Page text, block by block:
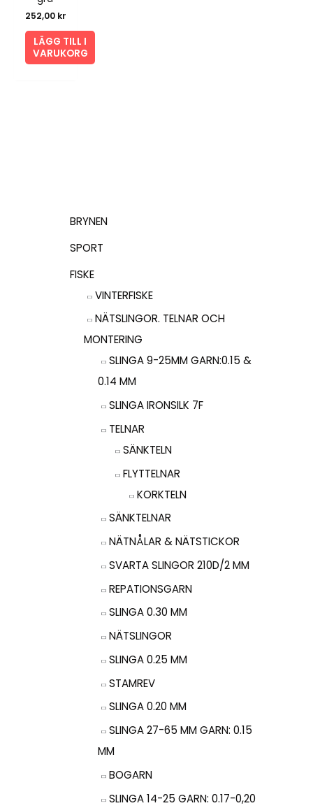
BRYNEN
SPORT
FISKE
VINTERFISKE
NÄTSLINGOR. TELNAR OCH
MONTERING
SLINGA 9-25MM GARN:0.15 &
0.14 MM
SLINGA IRONSILK 7F
TELNAR
SÄNKTELN
FLYTTELNAR
KORKTELN
SÄNKTELNAR
NÄTNÅLAR & NÄTSTICKOR
SVARTA SLINGOR 210D/2 MM
REPATIONSGARN
SLINGA 0.30 MM
NÄTSLINGOR
SLINGA 0.25 MM
STAMREV
SLINGA 0.20 MM
SLINGA 27-65 MM GARN: 0.15
MM
BOGARN
SLINGA 14-25 GARN: 0.17-0,20
252,00 kr
LÄGG TILL I
VARUKORG